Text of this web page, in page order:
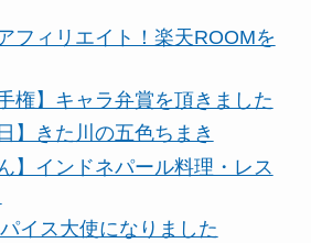
フィリエイト！楽天ROOMを
権】キャラ弁賞を頂きました
】きた川の五色ちまき
】インドネパール料理・レス
イス大使になりました